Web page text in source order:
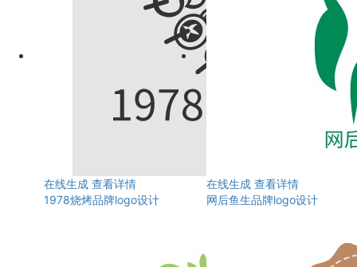
在线生成 查看详情
1978烧烤品牌logo设计
在线生成 查看详情
网后鱼生品牌logo设计